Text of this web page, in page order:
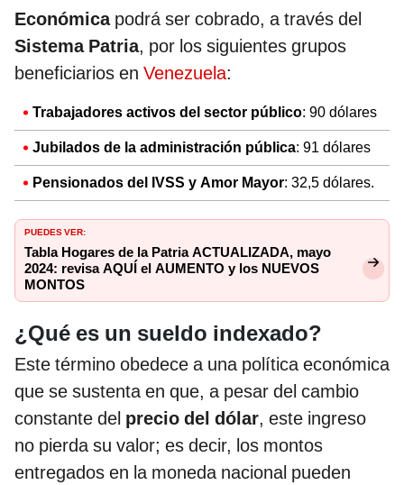
Económica podrá ser cobrado, a través del
Sistema Patria, por los siguientes grupos
beneficiarios en Venezuela:
Trabajadores activos del sector público: 90 dólares
Jubilados de la administración pública: 91 dólares
Pensionados del IVSS y Amor Mayor: 32,5 dólares.
PUEDES VER:
Tabla Hogares de la Patria ACTUALIZADA, mayo
2024: revisa AQUÍ el AUMENTO y los NUEVOS
MONTOS
¿Qué es un sueldo indexado?
Este término obedece a una política económica
que se sustenta en que, a pesar del cambio
constante del precio del dólar, este ingreso
no pierda su valor; es decir, los montos
entregados en la moneda nacional pueden